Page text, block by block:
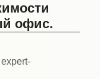
офис.